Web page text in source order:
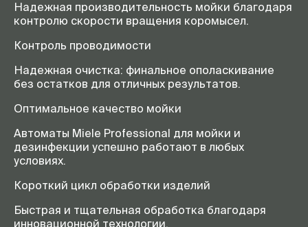
Надежная производительность мойки благодаря
контролю скорости вращения коромысел.
Контроль проводимости
Надежная очистка: финальное ополаскивание
без остатков для отличных результатов.
Оптимальное качество мойки
Автоматы Miele Professional для мойки и
дезинфекции успешно работают в любых
условиях.
Короткий цикл обработки изделий
Быстрая и тщательная обработка благодаря
инновационной технологии.